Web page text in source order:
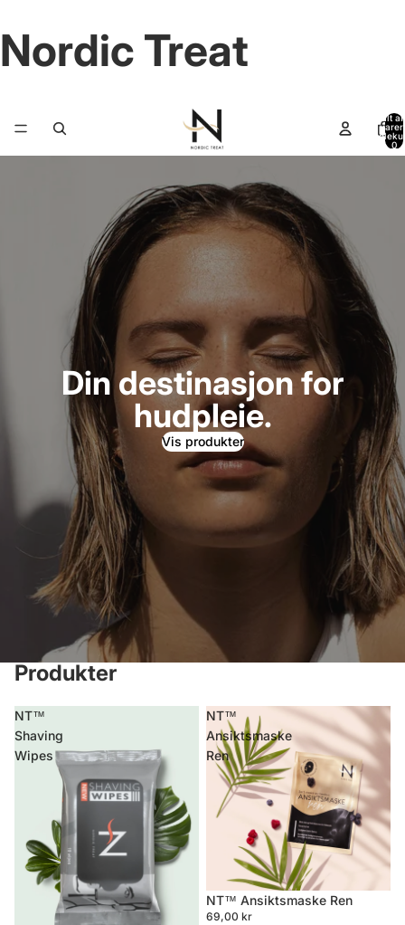
Nordic Treat
Totalt
varer
0
Din destinasjon for
hudpleie.
Vis produkter
Produkter
NT™
Shaving
Wipes
NT™
Ansiktsmaske
Ren
NT™ Ansiktsmaske Ren
69,00 kr